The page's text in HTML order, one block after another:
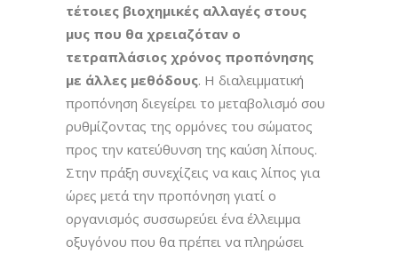
τέτοιες βιοχημικές αλλαγές στους
μυς που θα χρειαζόταν ο
τετραπλάσιος χρόνος προπόνησης
με άλλες μεθόδους. Η διαλειμματική
προπόνηση διεγείρει το μεταβολισμό σου
ρυθμίζοντας της ορμόνες του σώματος
προς την κατεύθυνση της καύση λίπους.
Στην πράξη συνεχίζεις να καις λίπος για
ώρες μετά την προπόνηση γιατί ο
οργανισμός συσσωρεύει ένα έλλειμμα
οξυγόνου που θα πρέπει να πληρώσει